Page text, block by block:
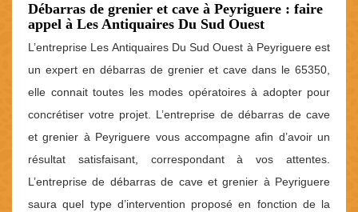
Débarras de grenier et cave à Peyriguere : faire
appel à Les Antiquaires Du Sud Ouest
L’entreprise Les Antiquaires Du Sud Ouest à Peyriguere est
un expert en débarras de grenier et cave dans le 65350,
elle connait toutes les modes opératoires à adopter pour
concrétiser votre projet. L’entreprise de débarras de cave
et grenier à Peyriguere vous accompagne afin d’avoir un
résultat satisfaisant, correspondant à vos attentes.
L’entreprise de débarras de cave et grenier à Peyriguere
saura quel type d’intervention proposé en fonction de la